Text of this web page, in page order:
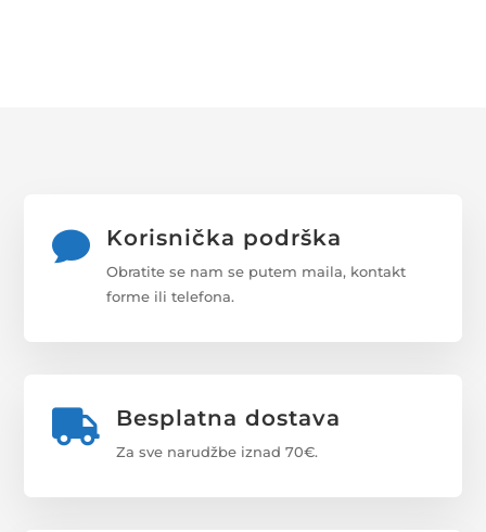
 Korisnička podrška
Obratite se nam se putem maila, kontakt
forme ili telefona.
 Besplatna dostava
Za sve narudžbe iznad 70€.